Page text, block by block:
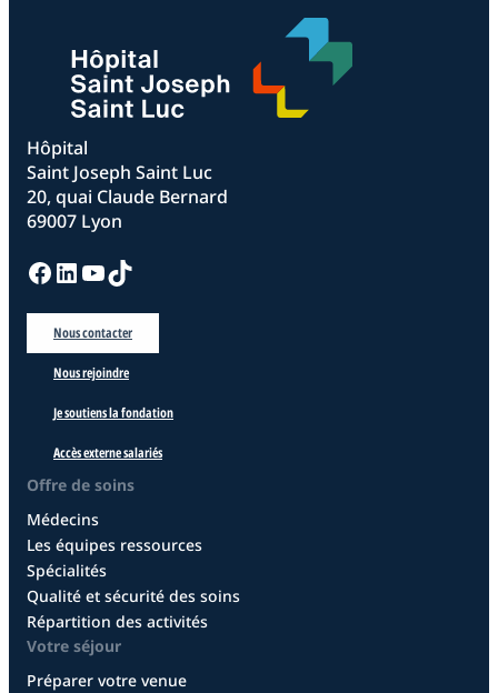
Hôpital
Saint Joseph Saint Luc
20, quai Claude Bernard
69007 Lyon
Facebook LinkedIn YouTube TikTok
Nous contacter
Nous rejoindre
Je soutiens la fondation
Accès externe salariés
Offre de soins
Médecins
Les équipes ressources
Spécialités
Qualité et sécurité des soins
Répartition des activités
Votre séjour
Préparer votre venue